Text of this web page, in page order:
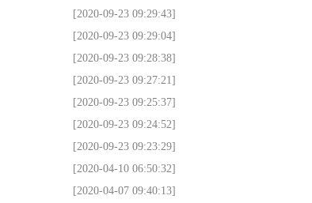
[2020-09-23 09:29:43]
[2020-09-23 09:29:04]
[2020-09-23 09:28:38]
[2020-09-23 09:27:21]
[2020-09-23 09:25:37]
[2020-09-23 09:24:52]
[2020-09-23 09:23:29]
[2020-04-10 06:50:32]
[2020-04-07 09:40:13]